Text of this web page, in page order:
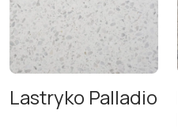
Lastryko Palladio